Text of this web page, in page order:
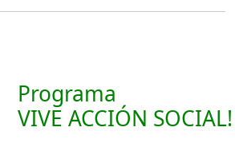
Programa
VIVE ACCIÓN SOCIAL!